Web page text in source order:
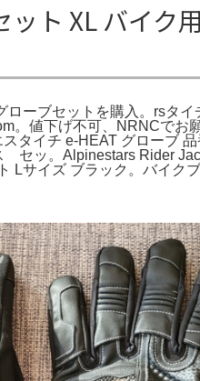
ット XL バイ
ーブセットを購入。rsタ
。値下げ不可、NRNCで
タイチ e-HEAT グローブ
ッ。Alpinestars Rider
Lサイズ ブラック。バイ